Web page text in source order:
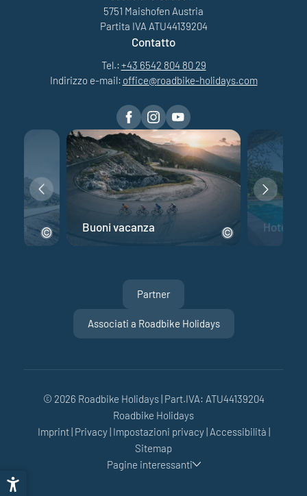
5751 Maishofen Austria
Partita IVA ATU44139204
Contatto
Tel.: +43 6542 804 80 29
Indirizzo e-mail: office@roadbike-holidays.com
Buoni vacanza Hotel
Partner
Associati a Roadbike Holidays
© 2026 Roadbike Holidays| Part.IVA: ATU44139204
Roadbike Holidays
Imprint| Privacy| Impostazioni privacy| Accessibilità |
Sitemap
Pagine interessanti